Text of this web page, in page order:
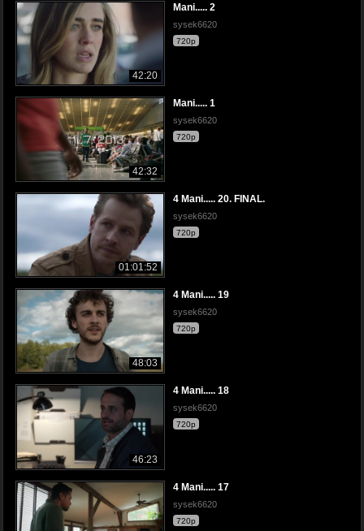
42:20
Mani..... 2
sysek6620
720p
42:32
Mani..... 1
sysek6620
720p
01:01:52
4 Mani..... 20. FINAL.
sysek6620
720p
48:03
4 Mani..... 19
sysek6620
720p
46:23
4 Mani..... 18
sysek6620
720p
4 Mani..... 17
sysek6620
720p